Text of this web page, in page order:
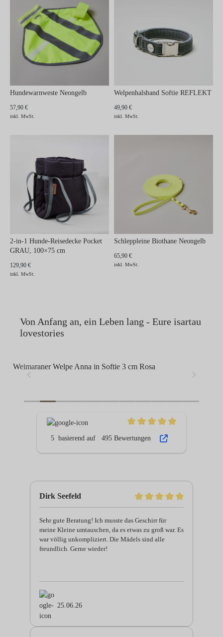
Hundewarnweste Neongelb
57,90 €
inkl. MwSt.
Welpenhalsband Softie REFLEKT
49,90 €
inkl. MwSt.
2-in-1 Hunde-Reisedecke Pocket
GRAU, 100×75 cm
129,90 €
inkl. MwSt.
Schleppleine Biothane Neongelb
65,90 €
inkl. MwSt.
Von Anfang an, ein Leben lang - Eure isartau
lovestories
Malinoiswelpen in Hundegeschirr Oliv, Größe M
5 basierend auf 495 Bewertungen
Dirk Seefeld
Sehr gute Beratung! Ich musste das Geschirr für
meine Kleine umtauschen, da es etwas zu groß war. Es
war völlig unkompliziert. Die Mädels sind alle
freundlich. Gerne wieder!
25.06.26